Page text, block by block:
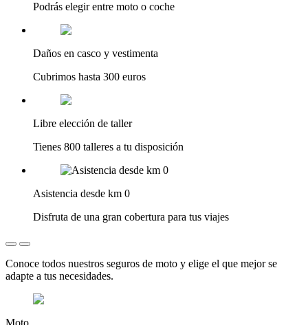
Podrás elegir entre moto o coche
Daños en casco y vestimenta
Cubrimos hasta 300 euros
Libre elección de taller
Tienes 800 talleres a tu disposición
Asistencia desde km 0
Disfruta de una gran cobertura para tus viajes
Conoce todos nuestros seguros de moto y elige el que mejor se
adapte a tus necesidades.